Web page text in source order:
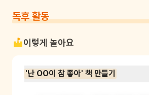
독후 활동
이렇게 놀아요
'난 OO이 참 좋아' 책 만들기